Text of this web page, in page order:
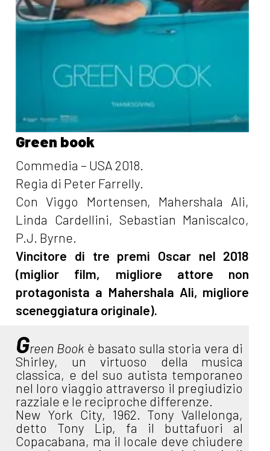
Green book
Commedia – USA 2018.
Regia di Peter Farrelly.
Con Viggo Mortensen, Mahershala Ali,
Linda Cardellini, Sebastian Maniscalco,
P.J. Byrne.
Vincitore di tre premi Oscar nel 2018
(miglior film, migliore attore non
protagonista a Mahershala Ali, migliore
sceneggiatura originale).
Green Book è basato sulla storia vera di
Shirley, un virtuoso della musica
classica, e del suo autista temporaneo
nel loro viaggio attraverso il pregiudizio
razziale e le reciproche differenze.
New York City, 1962. Tony Vallelonga,
detto Tony Lip, fa il buttafuori al
Copacabana, ma il locale deve chiudere